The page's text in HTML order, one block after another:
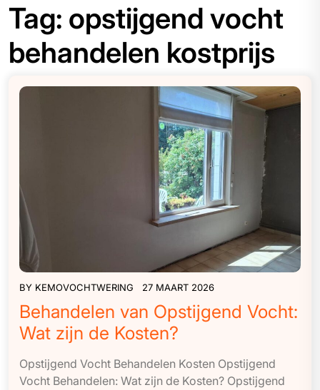
Tag: opstijgend vocht
behandelen kostprijs
BY KEMOVOCHTWERING 27 MAART 2026
Behandelen van Opstijgend Vocht:
Wat zijn de Kosten?
Opstijgend Vocht Behandelen Kosten Opstijgend
Vocht Behandelen: Wat zijn de Kosten? Opstijgend